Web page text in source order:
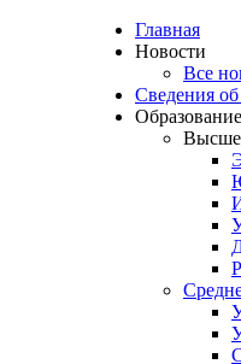
Главная
Новости
Все
Сведения об
Образование